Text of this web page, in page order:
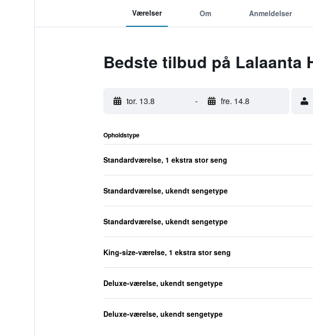
Værelser Om Anmeldelser
Bedste tilbud på Lalaanta
tor. 13.8 - fre. 14.8
Opholdstype
Standardværelse, 1 ekstra stor seng
Standardværelse, ukendt sengetype
Standardværelse, ukendt sengetype
King-size-værelse, 1 ekstra stor seng
Deluxe-værelse, ukendt sengetype
Deluxe-værelse, ukendt sengetype